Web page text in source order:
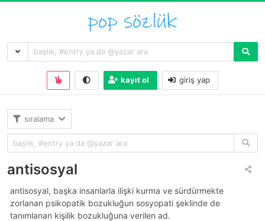
kayıt ol giriş yap
sıralama
antisosyal
antisosyal, başka insanlarla ilişki kurma ve sürdürmekte
zorlanan psikopatik bozukluğun sosyopati şeklinde de
tanımlanan kişilik bozukluğuna verilen ad.